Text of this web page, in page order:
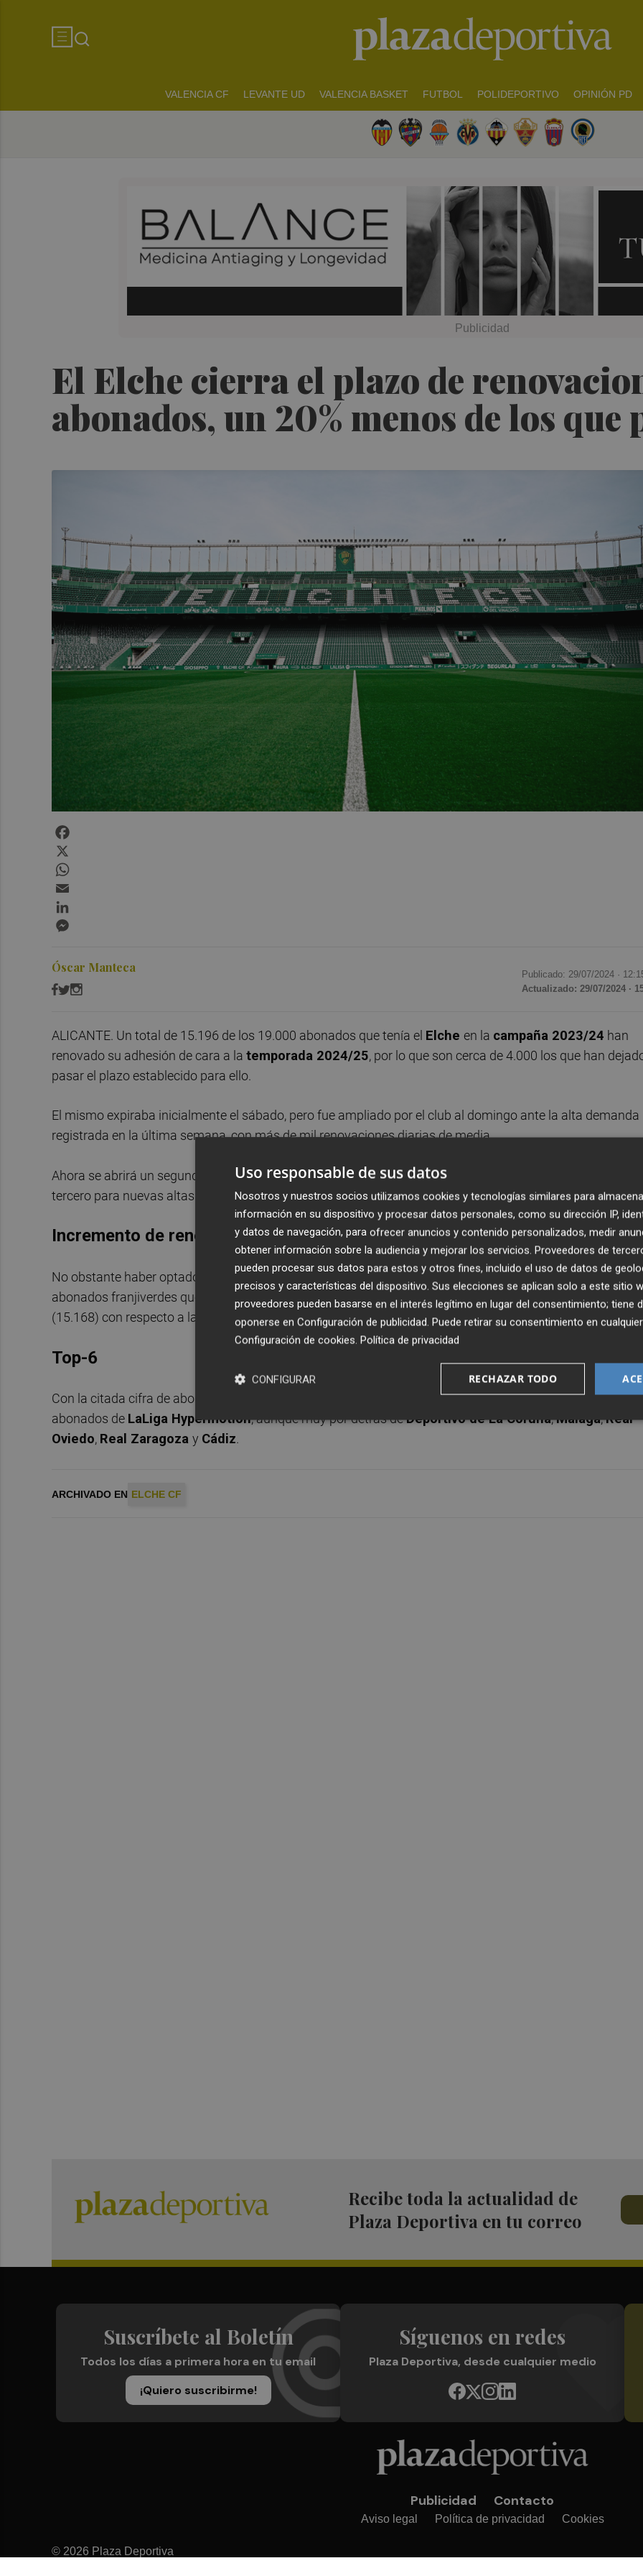
VALENCIA CF LEVANTE UD VALENCIA BASKET FUTBOL POLIDEPORTIVO OPINIÓN PD
El Elche cierra el plazo de
abonados, un 20% menos de los
Óscar Manteca Publicado: 29/07/2024 ·
Actualizado: 29/07/2024 ·
ALICANTE. Un total de 15.196 de los 19.000 abonados que tenía el Elche en la campaña 2023/24 han
renovado su adhesión de cara a la temporada 2024/25, por lo que son cerca de 4.000 los que han
pasar el plazo establecido para ello.
El mismo expiraba inicialmente el sábado, pero fue ampliado por el club al domingo ante la alta demanda
registrada en la última semana, con más de mil renovaciones diarias de media.
Ahora se abrirá un segundo plazo para posibilitar cambios de asiento entre aquellos que han renovado y
tercero para nuevas altas (y renovaciones, pero ya con precio de nueva alta).
Incremento de renovaciones
No obstante haber optado por no renovar en plazo un 20% de aquellos que tenían derecho a ello, los
abonados franjiverdes que renuevan son una cifra similar a la de aquellos que hicieron lo propio hace un
(15.168) con respecto a la
temporada 2021/22(la última enLaLiga EA Sports).
Top-6
Con la citada cifra de abonados que han renovado el Elche se sitúa en el top-6 de clubes por número de
abonados de LaLiga Hypermotion, aunque muy por detrás deDeportivo de La Coruña,Málaga,Real
Oviedo, Real Zaragoza y Cádiz.
ARCHIVADO EN ELCHE CF
Recibe toda la actualidad de
Plaza Deportiva en tu correo
Suscríbete al Boletín
Todos los días a primera hora en tu email
¡Quiero suscribirme!
Síguenos en redes
Plaza Deportiva, desde cualquier medio
Publicidad Contacto
Aviso legal Política de privacidad Cookies
© 2026 Plaza Deportiva
Uso responsable de sus datos
Nosotros y nuestros socios utilizamos cookies y tecnologías similares para
información en su dispositivo y procesar datos personales, como su dirección IP,
y datos de navegación, para ofrecer anuncios y contenido personalizados, medir
obtener información sobre la audiencia y mejorar los servicios. Proveedores de
pueden procesar sus datos para estos y otros fines, incluido el uso de datos de
precisos y características del dispositivo. Sus elecciones se aplican solo a este sitio
proveedores pueden basarse en el interés legítimo en lugar del consentimiento; tiene
oponerse en Configuración de publicidad. Puede retirar su consentimiento en
Configuración de cookies. Política de privacidad
RECHAZAR TODO
CONFIGURAR